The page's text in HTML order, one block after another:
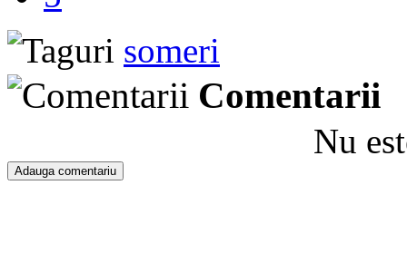
someri
Comentarii
Nu